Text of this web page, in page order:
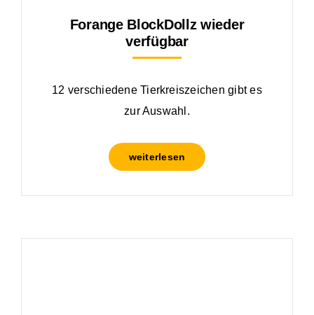
Forange BlockDollz wieder
verfügbar
12 verschiedene Tierkreiszeichen gibt es
zur Auswahl.
weiterlesen